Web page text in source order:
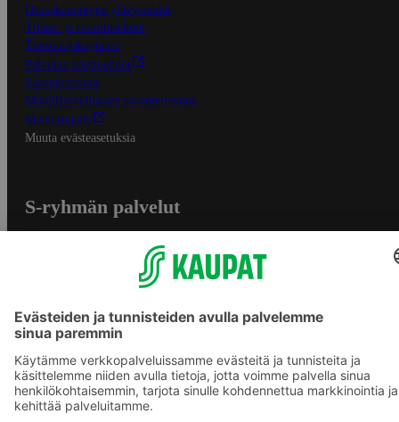
Osuuskauppojen yhteystiedot
Tilaus- ja toimitusehdot
Tietosuojakäytäntö
Palvelun käyttöehdot
Saavutettavuus
Mobiilisovelluksen saavutettavuus
Mainostajalle
Muuta evästeasetuksia
S-ryhmän palvelut
S-ostoslista -sovellus
Prisma.fi
Sokos.fi
S-Pankki
Yhteishyvä
Sokos Hotels